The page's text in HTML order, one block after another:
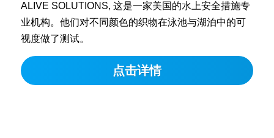
ALIVE SOLUTIONS, 这是一家美国的水上安全措施专
业机构。他们对不同颜色的织物在泳池与湖泊中的可
视度做了测试。
点击详情